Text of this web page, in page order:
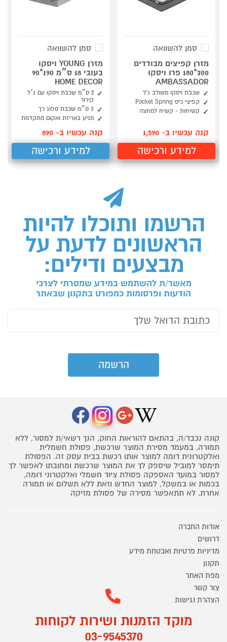
סמן להשוואה
מזרן קפיצים מבודדים
200*180 פרו ויסקו
AMBASSADOR
שכבת ויסקו משולב ג'ל
קפיצי כיס Pocket Spring
קשיחות - קשיח למחצה
קנה עכשיו ב- 1,590
למידע ורכישה
סמן להשוואה
מזרן YOUNG ויסקו
בעובי 18 ס״מ 190*90
HOME DECOR
2 ס״מ שכבת ויסקו עם ג׳ל
קירור
3 ס״מ שכבת ספוג רך
מגיע באריזת ואקום מתקדמת
קנה עכשיו ב- 890
למידע ורכישה
הרשמו ותוכלו להיות
הראשונים לדעת על
מבצעים ודילים:
מאשר/ת להשתמש במידע שמסרתי לצרכי
הודעות ופרסומות כמפורט בתקנון שבאתר
קונה נכבד/ה, בהתאם להוראות החוק, הנך רשאי/ת למסור, ללא
תמורה, במעמד מסירת המוצר שרכשת, פסולת חשמלית
ואלקטרונית דומה למוצר אותו רכשת בבית עסק זה. הפסולת
תימסר למוביל שיספק לך את המוצר שרכשת ומחובתו לאפשר לך
למסור במועד האספקה פסולת ציוד חשמלי ואלקטרוני דומה,
בכמות או במשקל, למוצר החדש וזאת ללא תשלום או תמורה
אחרת. לא תתאפשר מסירה של פסולת מזיקה
אודות החברה
דרושים
מדיניות פרטיות ואבטחת מידע
תקנון
מפת האתר
צור קשר
הצהרת נגישות
מוקד הזמנות ושירות לקוחות
03-9545370